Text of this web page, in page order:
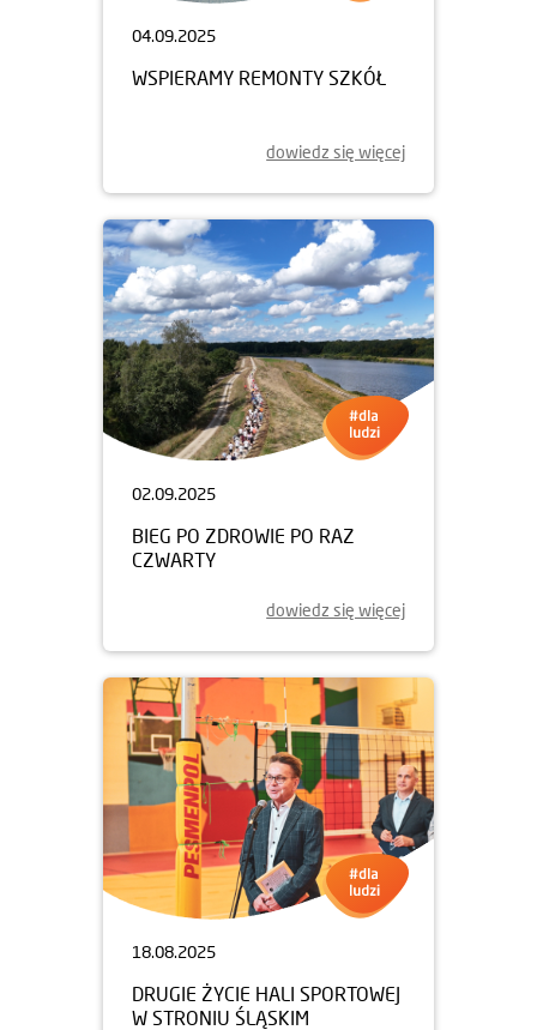
04.09.2025
WSPIERAMY REMONTY SZKÓŁ
dowiedz się więcej
02.09.2025
BIEG PO ZDROWIE PO RAZ
CZWARTY
dowiedz się więcej
18.08.2025
DRUGIE ŻYCIE HALI SPORTOWEJ
W STRONIU ŚLĄSKIM